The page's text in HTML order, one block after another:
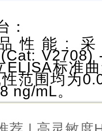
：
性能: 采
V2708)
ELISA标准
性范围均为
ng/mL。